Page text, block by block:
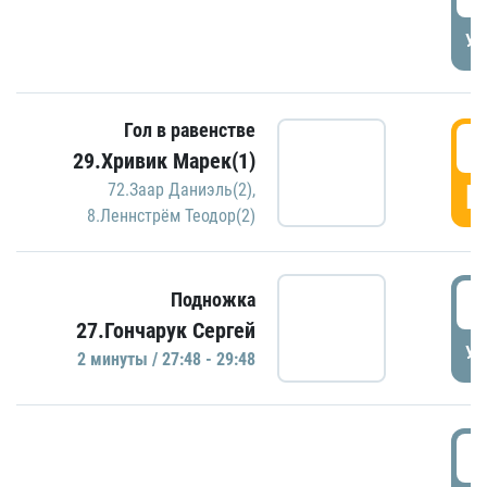
Гол в равенстве
29.Хривик Марек(1)
72.Заар Даниэль(2),
8.Леннстрём Теодор(2)
Подножка
27.Гончарук Сергей
2 минуты / 27:48 - 29:48